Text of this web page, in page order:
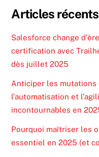
Articles récents
Salesforce change
certification avec
dès juillet 2025
Anticiper les mutations
l’automatisation et
incontournables en
Pourquoi maîtriser les
essentiel en 2025 (et